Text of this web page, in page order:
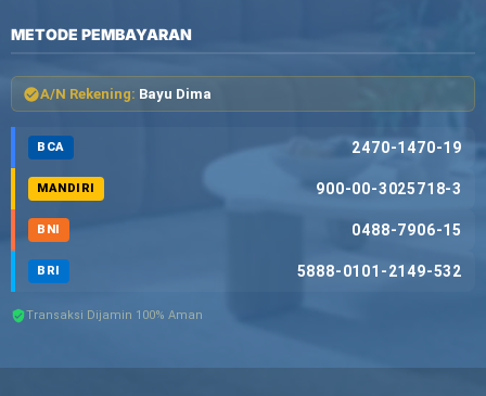
METODE PEMBAYARAN
A/N Rekening: Bayu Dima
BCA 2470-1470-19
MANDIRI 900-00-3025718-3
BNI 0488-7906-15
BRI 5888-0101-2149-532
Transaksi Dijamin 100% Aman